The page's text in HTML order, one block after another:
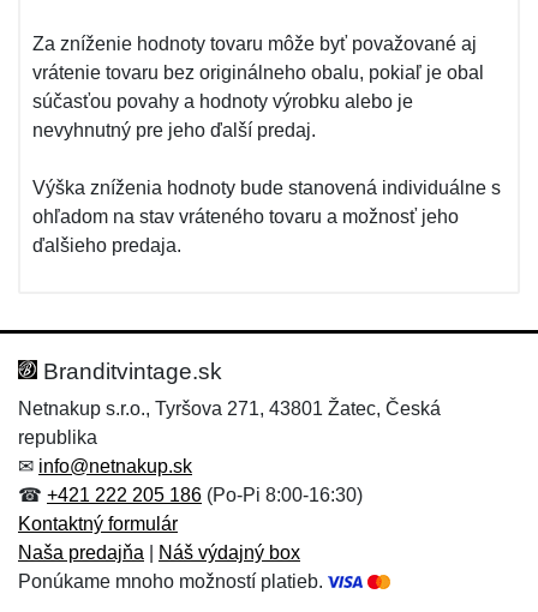
Za zníženie hodnoty tovaru môže byť považované aj
vrátenie tovaru bez originálneho obalu, pokiaľ je obal
súčasťou povahy a hodnoty výrobku alebo je
nevyhnutný pre jeho ďalší predaj.
Výška zníženia hodnoty bude stanovená individuálne s
ohľadom na stav vráteného tovaru a možnosť jeho
ďalšieho predaja.
Branditvintage.sk
Netnakup s.r.o., Tyršova 271, 43801 Žatec, Česká
republika
✉ info@netnakup.sk
☎ +421 222 205 186 (Po-Pi 8:00-16:30)
Kontaktný formulár
Naša predajňa
Náš výdajný box
Ponúkame mnoho možností platieb.